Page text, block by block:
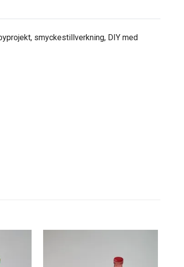
smyckestillverkning, DIY med